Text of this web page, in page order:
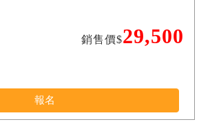
銷售價$29,500
報名